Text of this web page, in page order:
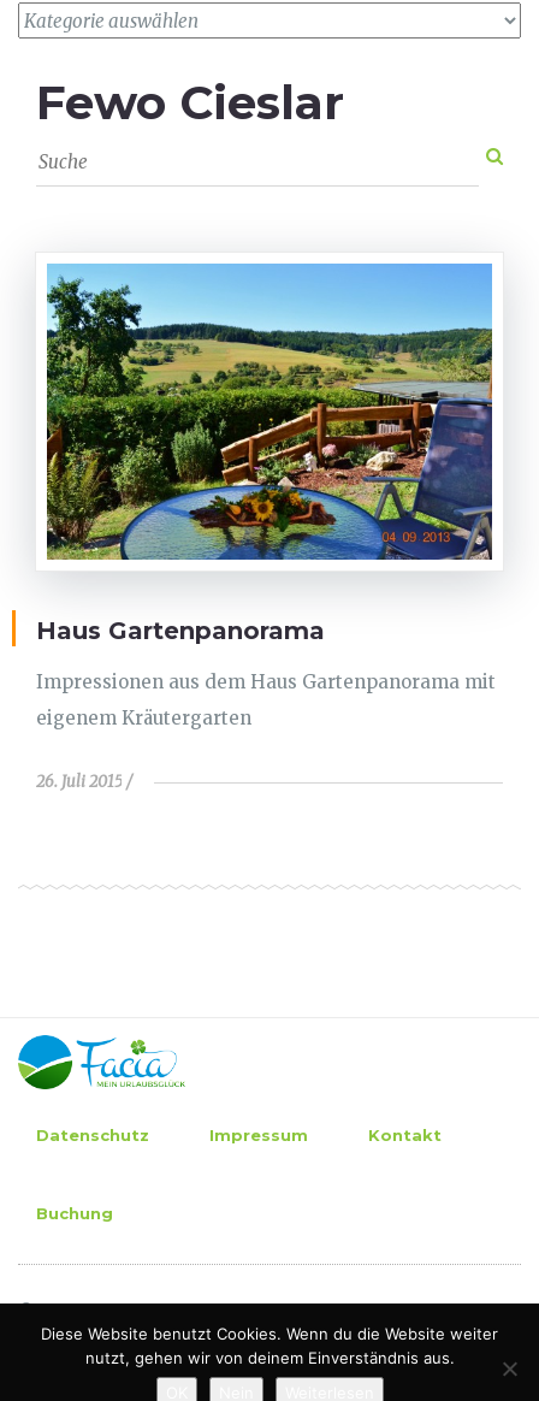
Fewo Cieslar
Haus Gartenpanorama
Impressionen aus dem Haus Gartenpanorama mit
eigenem Kräutergarten
26. Juli 2015
Datenschutz Impressum Kontakt
Buchung
Diese Website benutzt Cookies. Wenn du die Website weiter
nutzt, gehen wir von deinem Einverständnis aus.